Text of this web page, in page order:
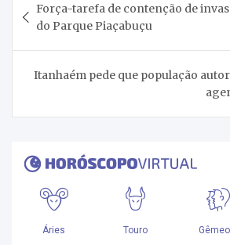
de
Post
Força-tarefa de contenção de
do Parque Piaçabuçu
Itanhaém pede que população